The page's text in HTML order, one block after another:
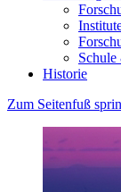
Schule
Historie
Zum Seitenfuß